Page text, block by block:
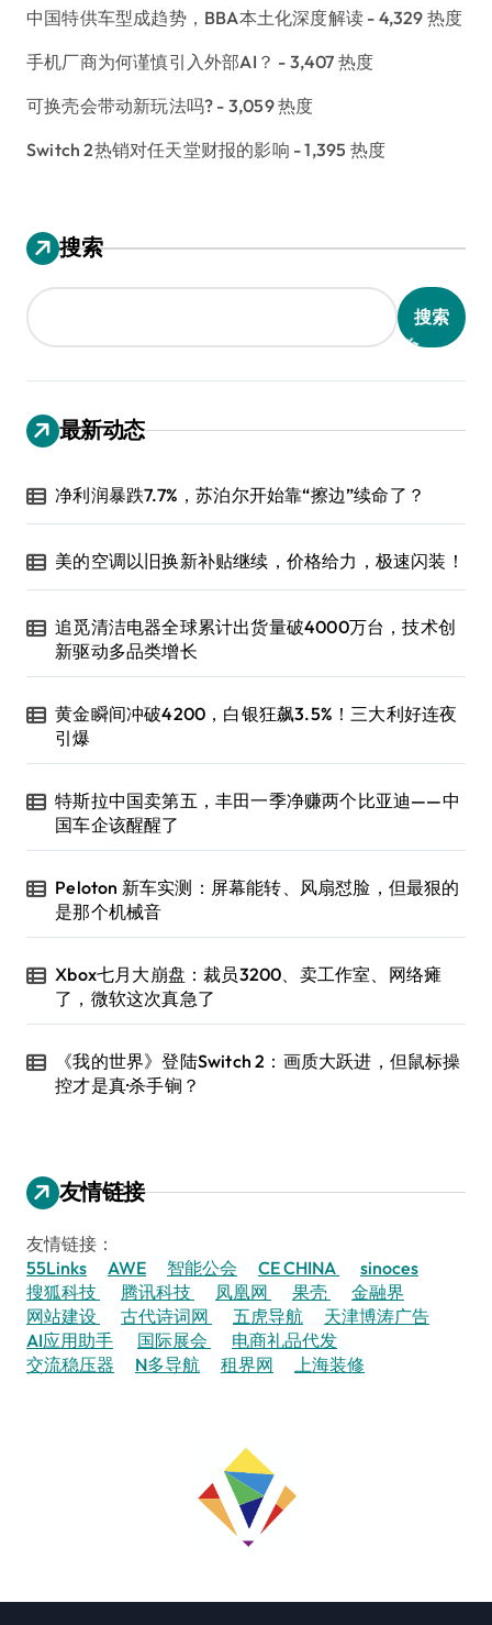
中国特供车型成趋势，BBA本土化深度解读 - 4,329 热度
手机厂商为何谨慎引入外部AI？ - 3,407 热度
可换壳会带动新玩法吗? - 3,059 热度
Switch 2热销对任天堂财报的影响 - 1,395 热度
搜索
搜索
最新动态
净利润暴跌7.7%，苏泊尔开始靠“擦边”续命了？
美的空调以旧换新补贴继续，价格给力，极速闪装！
追觅清洁电器全球累计出货量破4000万台，技术创
新驱动多品类增长
黄金瞬间冲破4200，白银狂飙3.5%！三大利好连夜
引爆
特斯拉中国卖第五，丰田一季净赚两个比亚迪——中
国车企该醒醒了
Peloton 新车实测：屏幕能转、风扇怼脸，但最狠的
是那个机械音
Xbox七月大崩盘：裁员3200、卖工作室、网络瘫
了，微软这次真急了
《我的世界》登陆Switch 2：画质大跃进，但鼠标操
控才是真·杀手锏？
友情链接
友情链接：
55Links
AWE 智能公会 CE CHINA
sinoces
搜狐科技
腾讯科技 凤凰网 果壳
金融界
网站建设
古代诗词网 五虎导航
天津博涛广告
AI应用助手
国际展会
电商礼品代发
交流稳压器
N多导航 租界网 上海装修